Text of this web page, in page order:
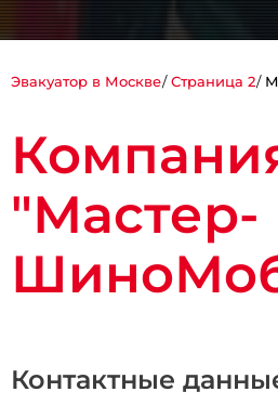
Эвакуатор в Москве Страница 2
"Мастер-
Контактные